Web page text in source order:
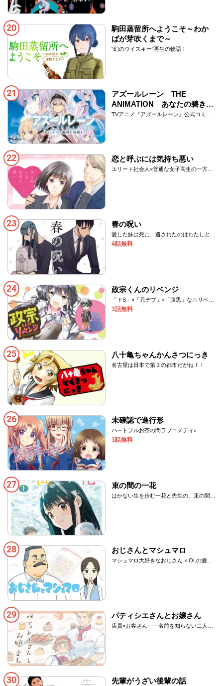
20
駒田蒸留所へようこそ～わか
ばが芽吹くまで～
“幻のウイスキー”再生の物語！
21
アズールレーン THE
ANIMATION あなたの碧き航
路に祝福を
TVアニメ『アズールレーン』公式コミカ
22 恋と呼ぶには気持ち悪い
エリート社会人×普通な女子高生の一方通
23 春の呪い
愛した妹は死に、遺されたのはわたしと、
妹の恋人だった男。
4話無料
24 政宗くんのリベンジ
「ドS」×「元デブ」×「腹黒」な△リベン
ジラブコメ‼
3話無料
25 八十亀ちゃんかんさつにっき
名古屋は日本で第３の都市だがね！！
26 未確認で進行形
ハートフルお茶の間ラブコメディ♪
3話無料
27 束の間の一花
はかない生を歩む一花と先生の、束の間の
28 おじさんとマシュマロ
マシュマロ大好きなおじさん × OLの愛の
29 パティシエさんとお嬢さん
店員×お客さん――名前を知らない二人の
30 先輩がうざい後輩の話